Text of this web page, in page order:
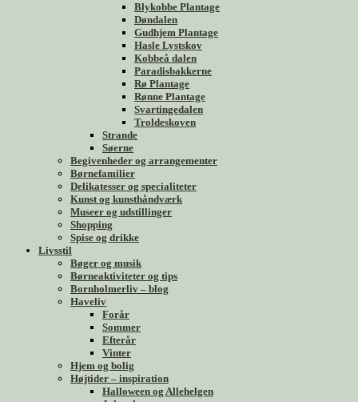
Blykobbe Plantage
Døndalen
Gudhjem Plantage
Hasle Lystskov
Kobbeå dalen
Paradisbakkerne
Rø Plantage
Rønne Plantage
Svartingedalen
Troldeskoven
Strande
Søerne
Begivenheder og arrangementer
Børnefamilier
Delikatesser og specialiteter
Kunst og kunsthåndværk
Museer og udstillinger
Shopping
Spise og drikke
Livsstil
Bøger og musik
Børneaktiviteter og tips
Bornholmerliv – blog
Haveliv
Forår
Sommer
Efterår
Vinter
Hjem og bolig
Højtider – inspiration
Halloween og Allehelgen